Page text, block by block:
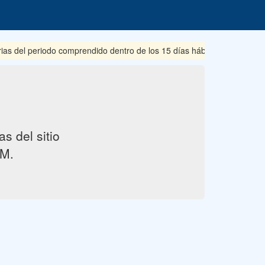
del periodo comprendido dentro de los 15 días hábiles posteriores
del sitio